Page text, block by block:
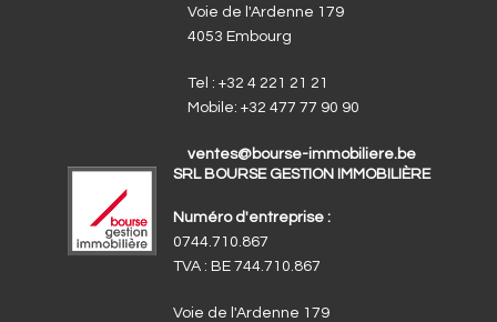
Voie de l'Ardenne 179
4053 Embourg
Tel : +32 4 221 21 21
Mobile: +32 477 77 90 90
ventes@bourse-immobiliere.be
SRL BOURSE GESTION IMMOBILIÈRE
Numéro d'entreprise :
0744.710.867
TVA : BE 744.710.867
Voie de l'Ardenne 179